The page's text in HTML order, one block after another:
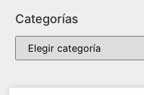
Categorías